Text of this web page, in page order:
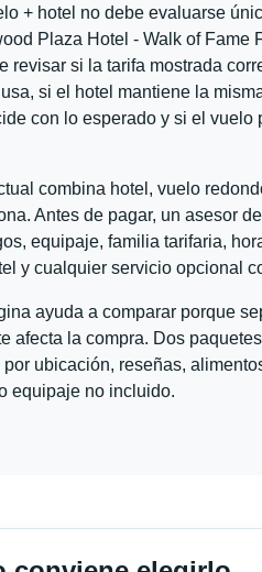
+ hotel no debe evaluarse
Plaza Hotel - Walk of Fame
revisar si la tarifa mostrada
si el hotel mantiene la
con lo esperado y si el
combina hotel, vuelo
Antes de pagar, un asesor
equipaje, familia tarifaria,
y cualquier servicio opcional
ayuda a comparar porque
afecta la compra. Dos
ubicación, reseñas,
equipaje no incluido.